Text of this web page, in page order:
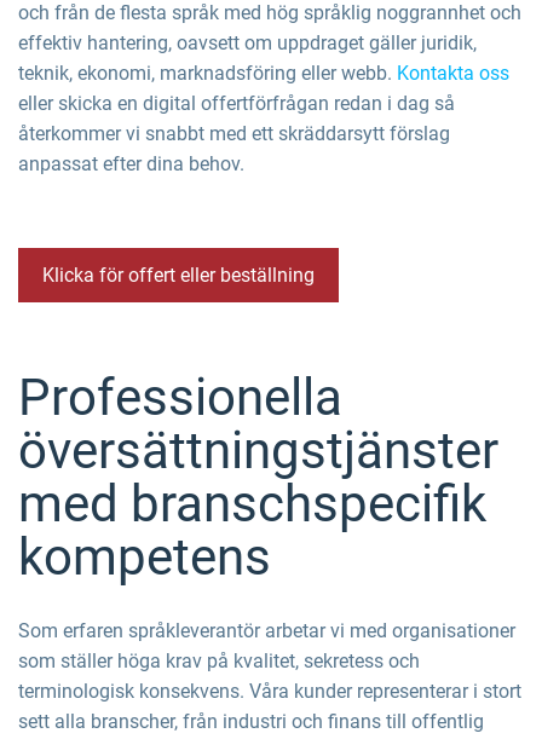
och från de flesta språk med hög språklig noggrannhet och
effektiv hantering, oavsett om uppdraget gäller juridik,
teknik, ekonomi, marknadsföring eller webb. Kontakta oss
eller skicka en digital offertförfrågan redan i dag så
återkommer vi snabbt med ett skräddarsytt förslag
anpassat efter dina behov.
Klicka för offert eller beställning
Professionella
översättningstjänster
med branschspecifik
kompetens
Som erfaren språkleverantör arbetar vi med organisationer
som ställer höga krav på kvalitet, sekretess och
terminologisk konsekvens. Våra kunder representerar i stort
sett alla branscher, från industri och finans till offentlig